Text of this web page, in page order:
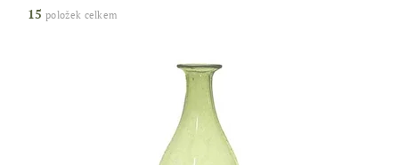
15 položek celkem